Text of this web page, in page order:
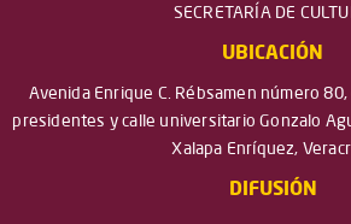
SECRETARÍA DE
UBICACIÓN
Avenida Enrique C. Rébsamen número
presidentes y calle universitario Gonzalo
Xalapa Enríquez,
DIFUSIÓN